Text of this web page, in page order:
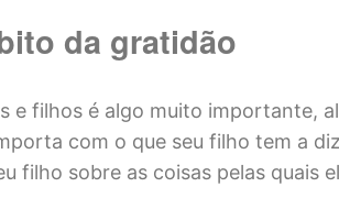
da gratidão
e filhos é algo muito importante,
com o que seu filho tem a
filho sobre as coisas pelas quais